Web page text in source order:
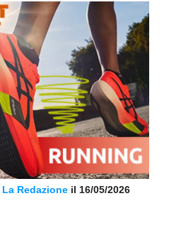
La Redazione il 16/05/2026